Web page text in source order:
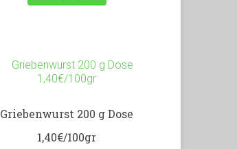
Griebenwurst 200 g Dose
1,40€/100gr